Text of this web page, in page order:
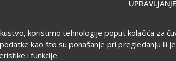
koristimo tehnologije poput kolačića za
kao što su ponašanje pri pregledanju ili
i funkcije.